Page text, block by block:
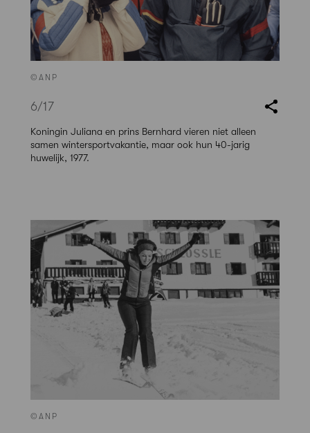
©ANP
6/17
Koningin Juliana en prins Bernhard vieren niet alleen
samen wintersportvakantie, maar ook hun 40-jarig
huwelijk, 1977.
©ANP